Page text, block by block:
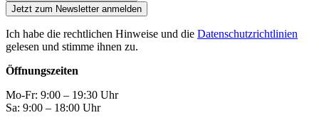
Jetzt zum Newsletter anmelden
Ich habe die rechtlichen Hinweise und die Datenschutzrichtlinien
gelesen und stimme ihnen zu.
Öffnungszeiten
Mo-Fr: 9:00 – 19:30 Uhr
Sa: 9:00 – 18:00 Uhr